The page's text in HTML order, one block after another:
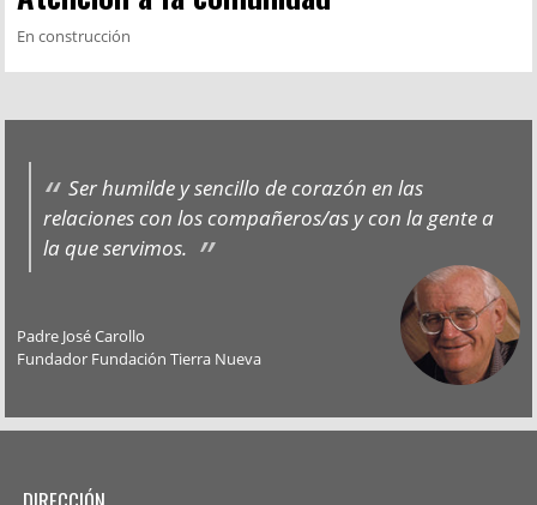
En construcción
Ser humilde y sencillo de corazón en las
relaciones con los compañeros/as y con la gente a
la que servimos.
Padre José Carollo
Fundador Fundación Tierra Nueva